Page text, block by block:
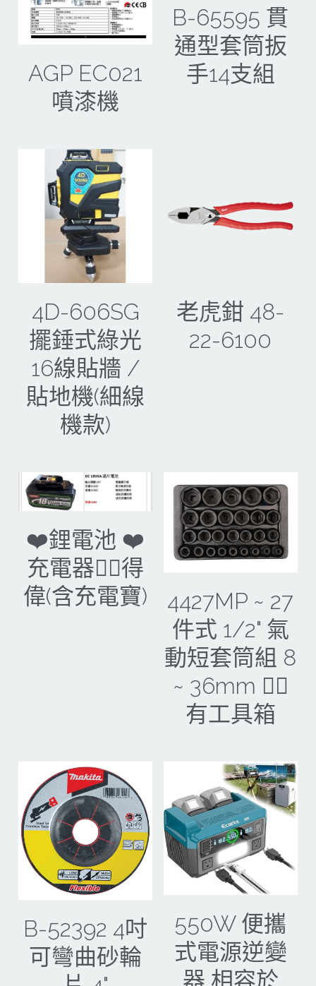
Milwaukee-18
其它工具
KUMAS 工具
電錶類
鑽頭類
鋸片類
電瓶充電器
延長線、電線、電焊線
空、油壓系列
電動吊車、吊具、氣動工具
變頻電焊機、CO2、鑽孔機
雷射儀器及水準儀
TAKANO 電動工具
CAN TA電動工具
HIKOKI 電動工具
美國 STANLEY 電動工具
bosch 充電器、電池、附件
Bosch 插電式
Bosch 充電式
美國DeWALT 電動 充電工具
牧田電池及配件
牧科Maktec
牧田插電式
鋸片類
板手及夾頭類
木工刀系列
AGP EC021
噴漆機
B-65595 貫
通型套筒扳
手14支組
4D-606SG
擺錘式綠光
16線貼牆 /
貼地機(細線
機款)
老虎鉗 48-
22-6100
❤️鋰電池 ❤️
充電器🐕‍🦺得
偉(含充電寶)
4427MP ~ 27
件式 1/2" 氣
動短套筒組 8
~ 36mm 🐕‍🦺
有工具箱
B-52392 4吋
可彎曲砂輪
550W 便攜
式電源逆變
器 相容於